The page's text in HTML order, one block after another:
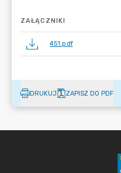
ZAŁĄCZNIKI
451.pdf
DRUKUJ ZAPISZ DO PDF